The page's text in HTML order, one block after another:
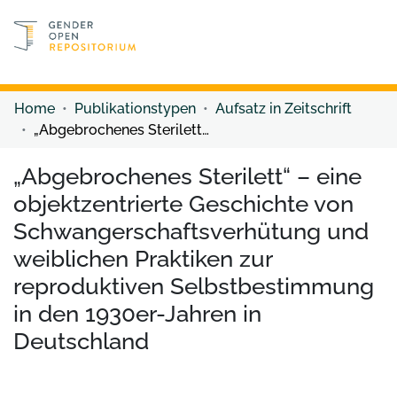
Discover content
Home Publikationstypen
Aufsatz in Zeitschrift
„Abgebrochenes Sterilett“ – eine objektzentrierte Geschichte von Schwangerschaftsverhütung und weiblichen Praktiken zur reproduktiven Selbstbestimmung in den 1930er-Jahren in Deutschland
„Abgebrochenes Sterilett“ – eine
objektzentrierte Geschichte von
Schwangerschaftsverhütung und
weiblichen Praktiken zur
reproduktiven Selbstbestimmung
in den 1930er-Jahren in
Deutschland